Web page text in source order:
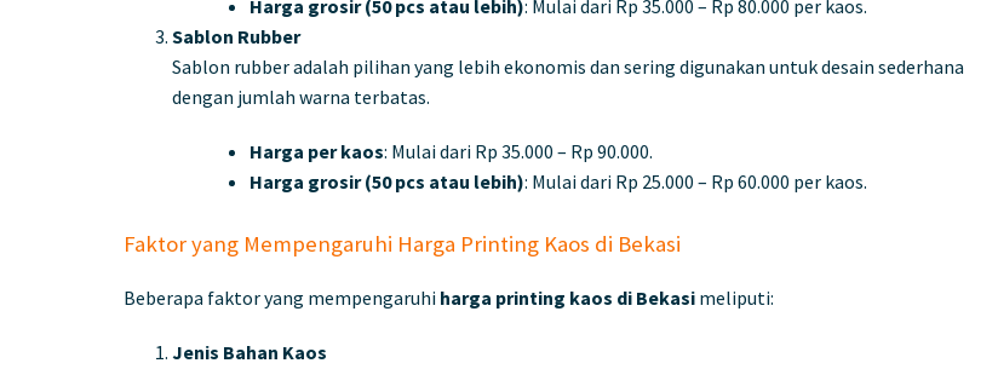
Harga grosir (50 pcs atau lebih): Mulai dari Rp 35.000 – Rp 80.000 per kaos.
Sablon Rubber
Sablon rubber adalah pilihan yang lebih ekonomis dan sering digunakan untuk desain sederhana
dengan jumlah warna terbatas.
Harga per kaos: Mulai dari Rp 35.000 – Rp 90.000.
Harga grosir (50 pcs atau lebih): Mulai dari Rp 25.000 – Rp 60.000 per kaos.
Faktor yang Mempengaruhi Harga Printing Kaos di Bekasi
Beberapa faktor yang mempengaruhi harga printing kaos di Bekasi meliputi:
Jenis Bahan Kaos